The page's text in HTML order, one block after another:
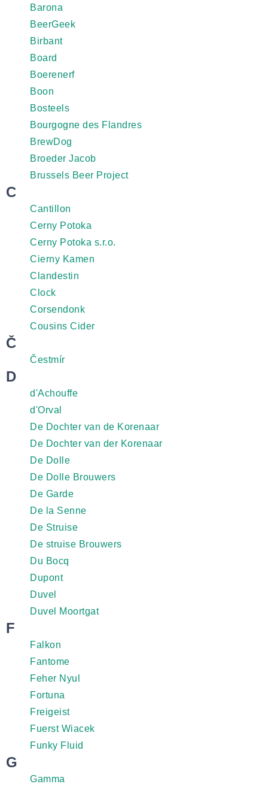
Barona
BeerGeek
Birbant
Board
Boerenerf
Boon
Bosteels
Bourgogne des Flandres
BrewDog
Broeder Jacob
Brussels Beer Project
C
Cantillon
Cerny Potoka
Cerny Potoka s.r.o.
Cierny Kamen
Clandestin
Clock
Corsendonk
Cousins Cider
Č
Čestmír
D
d'Achouffe
d'Orval
De Dochter van de Korenaar
De Dochter van der Korenaar
De Dolle
De Dolle Brouwers
De Garde
De la Senne
De Struise
De struise Brouwers
Du Bocq
Dupont
Duvel
Duvel Moortgat
F
Falkon
Fantome
Feher Nyul
Fortuna
Freigeist
Fuerst Wiacek
Funky Fluid
G
Gamma